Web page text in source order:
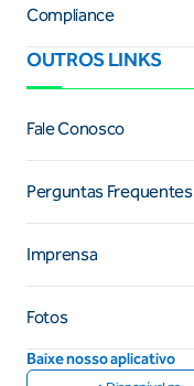
Compliance
OUTROS LINKS
Fale Conosco
Perguntas Frequentes
Imprensa
Fotos
Baixe nosso aplicativo